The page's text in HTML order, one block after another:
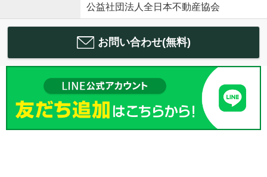
公益社団法人全日本不動産協会
お問い合わせ(無料)